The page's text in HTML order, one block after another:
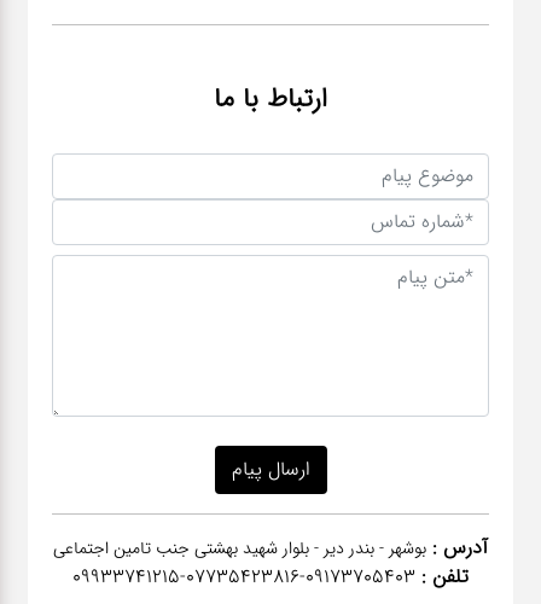
ارتباط با ما
آدرس : بوشهر - بندر دیر - بلوار شهید بهشتی جنب تامین اجتماعی
تلفن : ٠٩١٧٣٧٠٥٤٠٣-07735423816-09933741215